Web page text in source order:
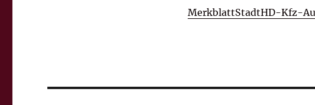
MerkblattStadtHD-Kfz-